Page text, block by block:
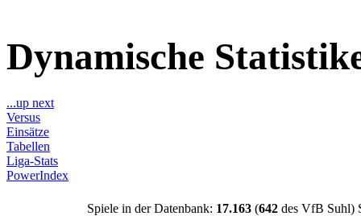
Dynamische
...up next
Versus
Einsätze
Tabellen
Liga-Stats
PowerIndex
Spiele in der Datenbank: 17.163(642des VfB Suhl)